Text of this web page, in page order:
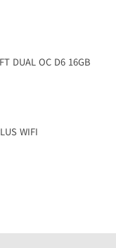
DUAL OC D6 16GB
WIFI